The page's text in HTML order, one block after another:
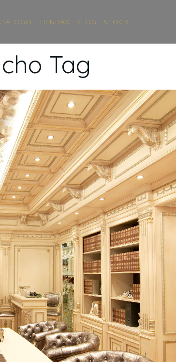
TIENDAS BLOG STOCK
Tag